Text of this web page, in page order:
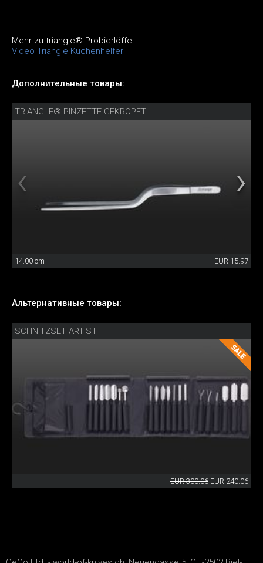
Mehr zu triangle® Probierlöffel
Video Triangle Küchenhelfer
Дополнительные товары:
TRIANGLE® PINZETTE GEKRÖPFT
14.00 cm EUR 15.97
Альтернативные товары:
SCHNITZSET ARTIST
EUR 300.06 EUR 240.06